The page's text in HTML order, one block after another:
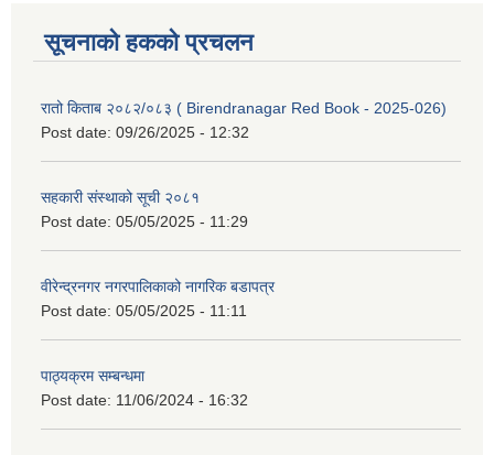
सूचनाको हकको प्रचलन
रातो किताब २०८२/०८३ ( Birendranagar Red Book - 2025-026)
Post date: 09/26/2025 - 12:32
सहकारी संस्थाको सूची २०८१
Post date: 05/05/2025 - 11:29
वीरेन्द्रनगर नगरपालिकाको नागरिक बडापत्र
Post date: 05/05/2025 - 11:11
पाठ्यक्रम सम्बन्धमा
Post date: 11/06/2024 - 16:32